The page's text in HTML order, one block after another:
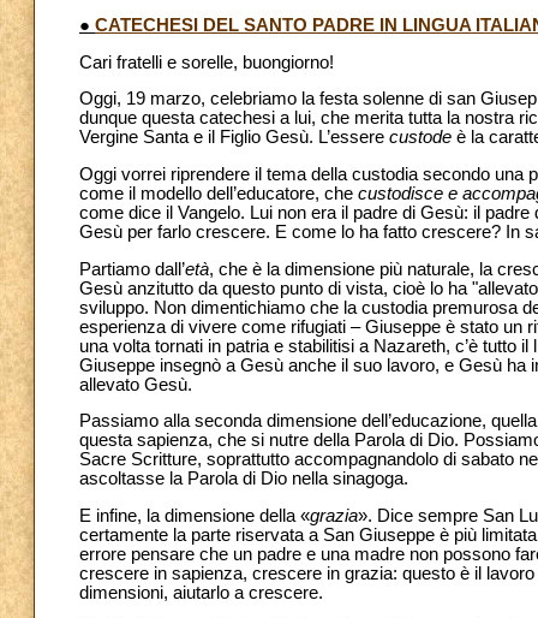
● CATECHESI DEL SANTO PADRE IN LINGUA
Cari fratelli e sorelle, buongiorno!
Oggi, 19 marzo, celebriamo la festa solenne di san
dunque questa catechesi a lui, che merita tutta la nostra
Vergine Santa e il Figlio Gesù. L’essere custode è la
Oggi vorrei riprendere il tema della custodia secondo una
come il modello dell’educatore, che custodisce e
come dice il Vangelo. Lui non era il padre di Gesù: il
Gesù per farlo crescere. E come lo ha fatto crescere? In
Partiamo dall’età, che è la dimensione più naturale, la
Gesù anzitutto da questo punto di vista, cioè lo ha
sviluppo. Non dimentichiamo che la custodia premurosa
esperienza di vivere come rifugiati – Giuseppe è stato un
una volta tornati in patria e stabilitisi a Nazareth, c’è tutto
Giuseppe insegnò a Gesù anche il suo lavoro, e Gesù
allevato Gesù.
Passiamo alla seconda dimensione dell’educazione,
questa sapienza, che si nutre della Parola di Dio.
Sacre Scritture, soprattutto accompagnandolo di sabato
ascoltasse la Parola di Dio nella sinagoga.
E infine, la dimensione della «grazia». Dice sempre San
certamente la parte riservata a San Giuseppe è più
errore pensare che un padre e una madre non possono
crescere in sapienza, crescere in grazia: questo è il
dimensioni, aiutarlo a crescere.